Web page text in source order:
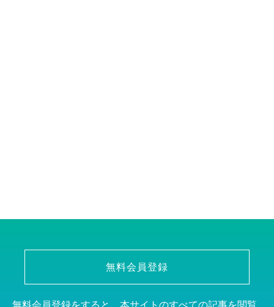
無料会員登録
無料会員登録をすると、本サイトのすべての記事を閲覧